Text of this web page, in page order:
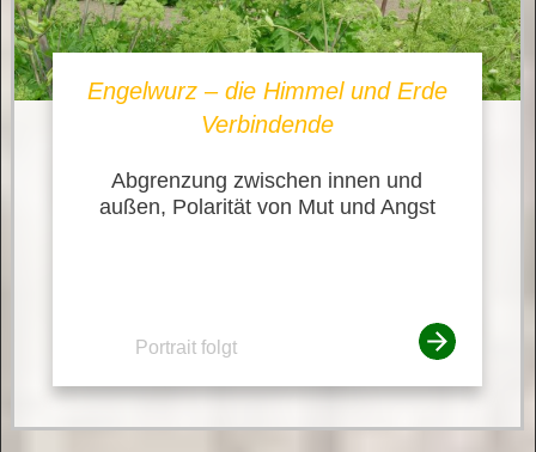
Engelwurz – die Himmel und Erde
Verbindende
Abgrenzung zwischen innen und
außen, Polarität von Mut und Angst
Portrait folgt